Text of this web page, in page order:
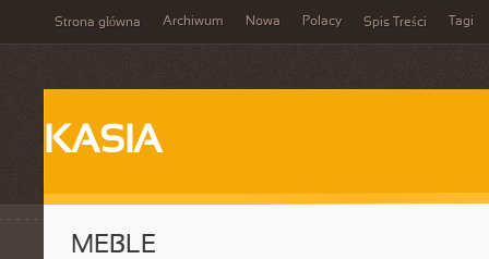
Strona główna Archiwum Nowa Polacy Spis Treści Tagi
KASIA
MEBLE